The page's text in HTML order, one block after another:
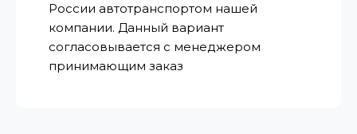
России автотранспортом нашей
компании. Данный вариант
согласовывается с менеджером
принимающим заказ